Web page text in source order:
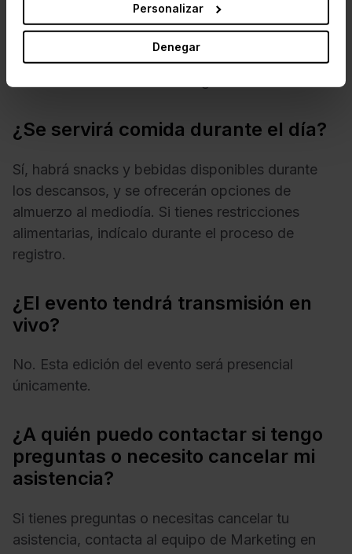
Personalizar
Denegar
¿Habrá Wi-Fi en el lugar?
Sí, habrá Wi-Fi gratuito disponible. Los datos de
¿Se servirá comida durante el día?
Sí, habrá snacks y bebidas disponibles durante
los descansos, y se ofrecerán opciones de
almuerzo al mediodía. Si tienes restricciones
alimentarias, indícalo durante el proceso de
registro.
¿El evento tendrá transmisión en
vivo?
No. Esta edición del evento será presencial
únicamente.
¿A quién puedo contactar si tengo
preguntas o necesito cancelar mi
asistencia?
Si tienes preguntas o necesitas cancelar tu
asistencia, contacta al equipo de Marketing en